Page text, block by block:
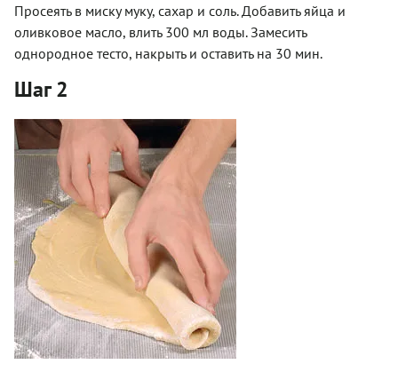
Просеять в миску муку, сахар и соль. Добавить яйца и
оливковое масло, влить 300 мл воды. Замесить
однородное тесто, накрыть и оставить на 30 мин.
Шаг 2